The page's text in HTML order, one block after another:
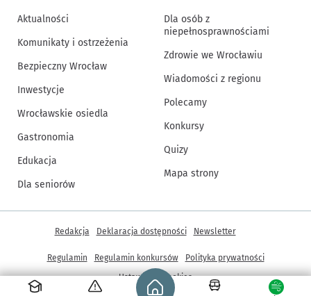
Strona główna - wroclaw.pl
Aktualności
Komunikaty i ostrzeżenia
Bezpieczny Wrocław
Inwestycje
Wrocławskie osiedla
Gastronomia
Edukacja
Dla seniorów
Dla osób z
niepełnosprawnościami
Zdrowie we Wrocławiu
Wiadomości z regionu
Polecamy
Konkursy
Quizy
Mapa strony
Inne informacje
Redakcja Deklaracja dostępności Newsletter
Regulamin Regulamin konkursów
Polityka prywatności
Ustawienia cookies